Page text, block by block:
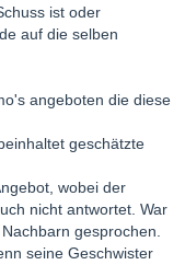
ist oder
auf die selben
angeboten die diese
geschätzte
wobei der
nicht antwortet. War
gesprochen.
seine Geschwister